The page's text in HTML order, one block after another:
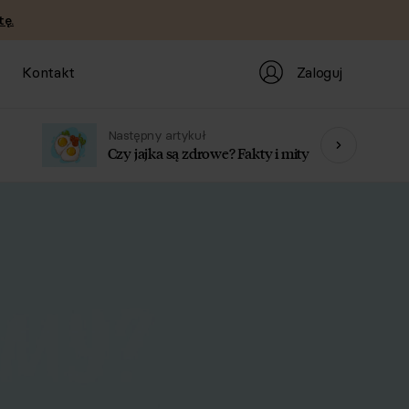
Kontakt Zaloguj
Następny artykuł
Czy jajka są zdrowe? Fakty i mity